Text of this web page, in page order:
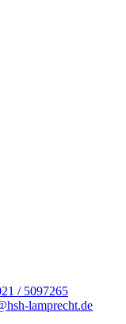
/ 5097265
lamprecht.de